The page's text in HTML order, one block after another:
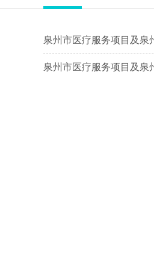
泉州市医疗服务项目及泉
泉州市医疗服务项目及泉